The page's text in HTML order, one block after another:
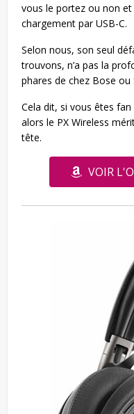
vous le portez ou non
chargement par USB-C.
Selon nous, son seul
trouvons, n’a pas la
phares de chez Bose ou
Cela dit, si vous êtes fan
alors le PX Wireless
tête.
VOIR